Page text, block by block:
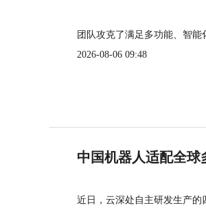
团队攻克了满足多功能、智
2026-08-06 09:48
中国机器人适配全球
近日，云深处自主研发生产